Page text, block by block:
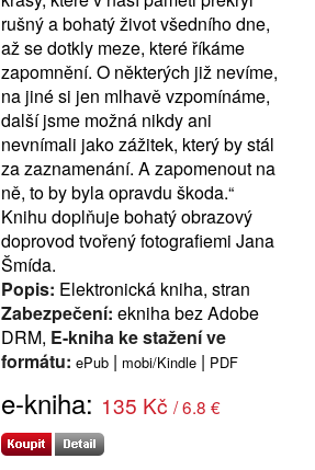
rušný a bohatý život všedního dne,
až se dotkly meze, které říkáme
zapomnění. O některých již nevíme,
na jiné si jen mlhavě vzpomínáme,
další jsme možná nikdy ani
nevnímali jako zážitek, který by stál
za zaznamenání. A zapomenout na
ně, to by byla opravdu škoda.“
Knihu doplňuje bohatý obrazový
doprovod tvořený fotografiemi Jana
Šmída.
Popis: Elektronická kniha, stran
Zabezpečení: ekniha bez Adobe
DRM, E-kniha ke stažení ve
formátu: ePub | mobi/Kindle | PDF
e-kniha: 135 Kč / 6.8 €